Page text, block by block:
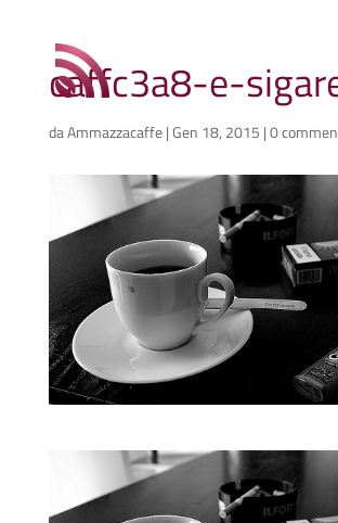
caffc3a8-e-
daAmmazzacaffe|Gen 18, 2015 |0